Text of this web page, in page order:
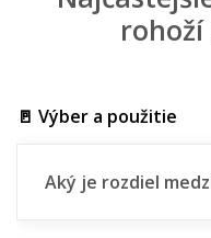
🚪 Výber a použitie
Aký je rozdiel